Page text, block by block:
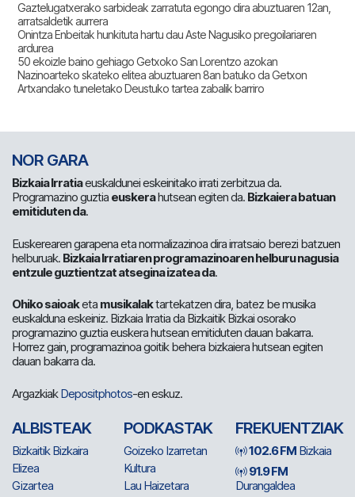
Gaztelugatxerako sarbideak zarratuta egongo dira abuztuaren 12an,
arratsaldetik aurrera
Onintza Enbeitak hunkituta hartu dau Aste Nagusiko pregoilariaren
ardurea
50 ekoizle baino gehiago Getxoko San Lorentzo azokan
Nazinoarteko skateko elitea abuztuaren 8an batuko da Getxon
Artxandako tuneletako Deustuko tartea zabalik barriro
NOR GARA
Bizkaia Irratiaeuskaldunei eskeinitako irrati zerbitzua da.
Programazino guztia euskerahutsean egiten da. Bizkaiera batuan
emitiduten da.
Euskerearen garapena eta normalizazinoa dira irratsaio berezi batzuen
helburuak. Bizkaia Irratiaren programazinoaren helburu nagusia
entzule guztientzat atsegina izatea da.
Ohiko saioaketa musikalaktartekatzen dira, batez be musika
euskalduna eskeiniz. Bizkaia Irratia da Bizkaitik Bizkai osorako
programazino guztia euskera hutsean emitiduten dauan bakarra.
Horrez gain, programazinoa goitik behera bizkaiera hutsean egiten
dauan bakarra da.
ArgazkiakDepositphotos-en eskuz.
ALBISTEAK
Bizkaitik Bizkaira
Elizea
Gizartea
PODKASTAK
Goizeko Izarretan
Kultura
Lau Haizetara
FREKUENTZIAK
102.6 FM Bizkaia
91.9 FM
Durangaldea